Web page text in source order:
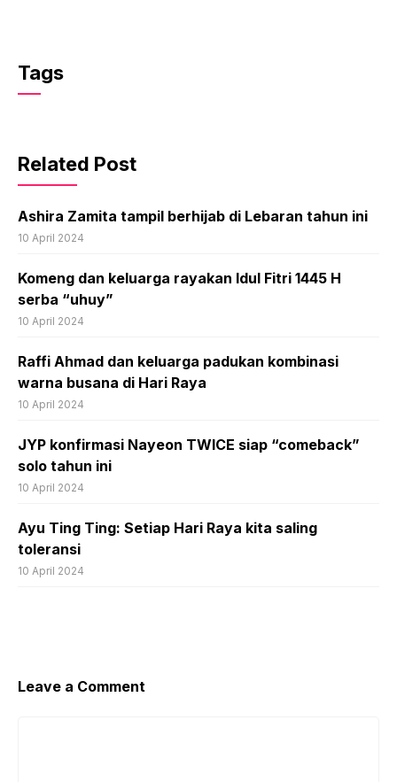
Tags
Related Post
Ashira Zamita tampil berhijab di Lebaran tahun ini
10 April 2024
Komeng dan keluarga rayakan Idul Fitri 1445 H
serba “uhuy”
10 April 2024
Raffi Ahmad dan keluarga padukan kombinasi
warna busana di Hari Raya
10 April 2024
JYP konfirmasi Nayeon TWICE siap “comeback”
solo tahun ini
10 April 2024
Ayu Ting Ting: Setiap Hari Raya kita saling
toleransi
10 April 2024
Leave a Comment